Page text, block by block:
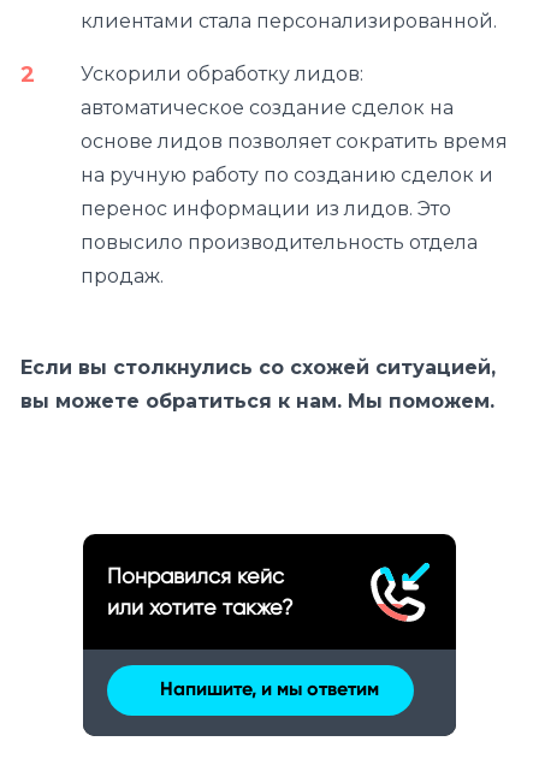
клиентами стала персонализированной.
Ускорили обработку лидов:
автоматическое создание сделок на
основе лидов позволяет сократить время
на ручную работу по созданию сделок и
перенос информации из лидов. Это
повысило производительность отдела
продаж.
Если вы столкнулись со схожей ситуацией,
вы можете обратиться к нам. Мы поможем.
Понравился кейс
или хотите также?
Напишите, и мы ответим